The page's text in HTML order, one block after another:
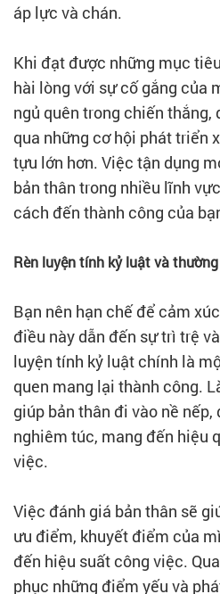
áp lực và chán.
Khi đạt được những mục
hài lòng với sự cố gắng của
ngủ quên trong chiến thắng,
qua những cơ hội phát triển
tựu lớn hơn. Việc tận dụng
bản thân trong nhiều lĩnh
cách đến thành công của
Rèn luyện tính kỷ luật và
Bạn nên hạn chế để cảm
điều này dẫn đến sự trì trệ
luyện tính kỷ luật chính là
quen mang lại thành công.
giúp bản thân đi vào nề nếp,
nghiêm túc, mang đến hiệu
việc.
Việc đánh giá bản thân sẽ
ưu điểm, khuyết điểm của
đến hiệu suất công việc.
phục những điểm yếu và